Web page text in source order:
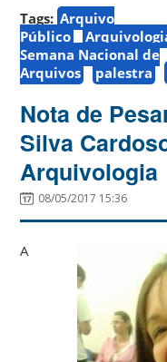
Tags: Arquivo
Público
Semana Nacional de
Arquivos
palestra
Nota de
Silva
Arquivologia
08/05/2017 15:36
A